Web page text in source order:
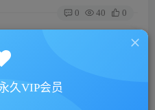
0 40 0
素质
久VIP会员